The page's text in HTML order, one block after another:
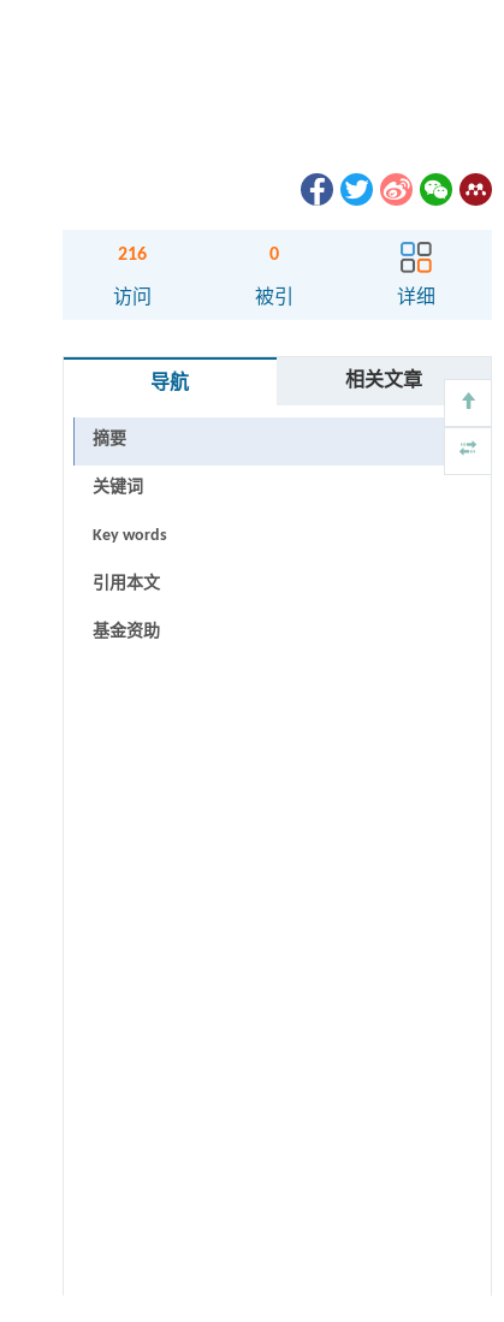
216
访问
0
被引 详细
导航 相关文章
摘要
关键词
Key words
引用本文
基金资助